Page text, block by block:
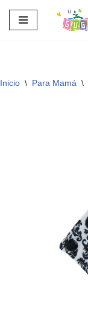
Saltar
Inicio \ Para Mamá \